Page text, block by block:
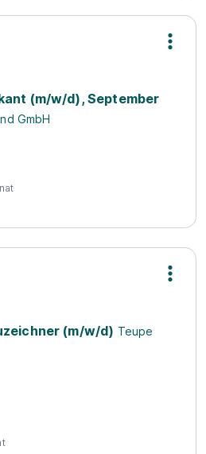
(m/w/d), September
GmbH
(m/w/d) Teupe